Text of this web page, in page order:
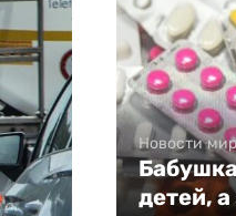
Новости
детей,